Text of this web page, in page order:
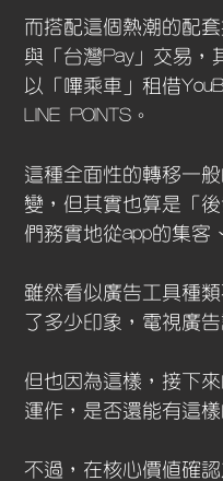
而搭配這個熱潮的配
與「台灣Pay」交易，
以「嗶乘車」租借
LINE POINTS。
這種全面性的轉移一
變，但其實也算是「
們務實地從app的集客
雖然看似廣告工具種
了多少印象，電視廣
但也因為這樣，接下
運作，是否還能有這
不過，在核心價值確